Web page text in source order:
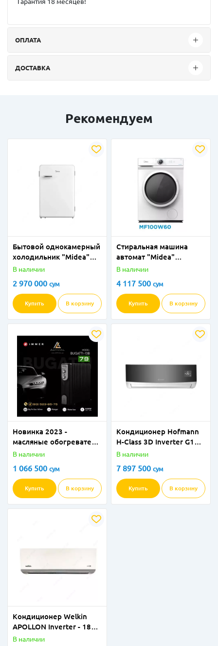
ОПЛАТА
ДОСТАВКА
Рекомендуем
Бытовой однокамерный
холодильник "Мidea"
MDRD168SLF01 (Белый)
В наличии
2 970 000 сум
Купить В корзину
Стиральная машина
автомат "Midea"
MF100W60 (Белая) 6 кг
В наличии
4 117 500 сум
Купить В корзину
Новинка 2023 -
масляные обогреватели
Immer Bugatti для
обогрева помещений!
В наличии
1 066 500 сум
Купить В корзину
Кондиционер Hofmann
H-Class 3D Inverter G10
Black (Wi-Fi)
В наличии
7 897 500 сум
Купить В корзину
Кондиционер Welkin
APOLLON Inverter - 18
BTU
В наличии